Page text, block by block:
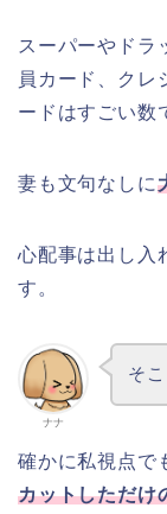
スーパーやドラ
員カード、クレ
ードはすごい数
妻も文句なしに
心配事は出し入
す。
ナナ
そこ
確かに私視点で
カットしただけ